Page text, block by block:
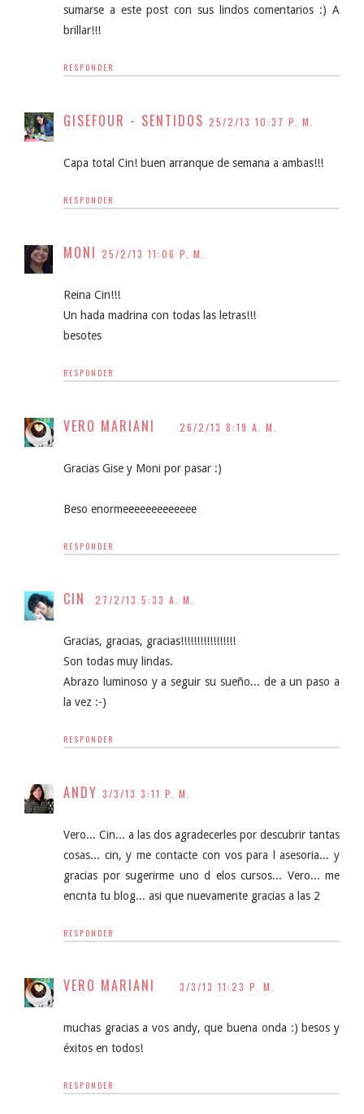
sumarse a este post con sus lindos comentarios :) A
brillar!!!
RESPONDER
GISEFOUR - SENTIDOS 25/2/13 10:37 P. M.
Capa total Cin! buen arranque de semana a ambas!!!
RESPONDER
MONI 25/2/13 11:06 P. M.
Reina Cin!!!
Un hada madrina con todas las letras!!!
besotes
RESPONDER
VERO MARIANI 26/2/13 8:19 A. M.
Gracias Gise y Moni por pasar :)
Beso enormeeeeeeeeeeeee
RESPONDER
CIN 27/2/13 5:33 A. M.
Gracias, gracias, gracias!!!!!!!!!!!!!!!!!
Son todas muy lindas.
Abrazo luminoso y a seguir su sueño... de a un paso a
la vez :-)
RESPONDER
ANDY 3/3/13 3:11 P. M.
Vero... Cin... a las dos agradecerles por descubrir tantas
cosas... cin, y me contacte con vos para l asesoria... y
gracias por sugerirme uno d elos cursos... Vero... me
encnta tu blog... asi que nuevamente gracias a las 2
RESPONDER
VERO MARIANI 3/3/13 11:23 P. M.
muchas gracias a vos andy, que buena onda :) besos y
éxitos en todos!
RESPONDER